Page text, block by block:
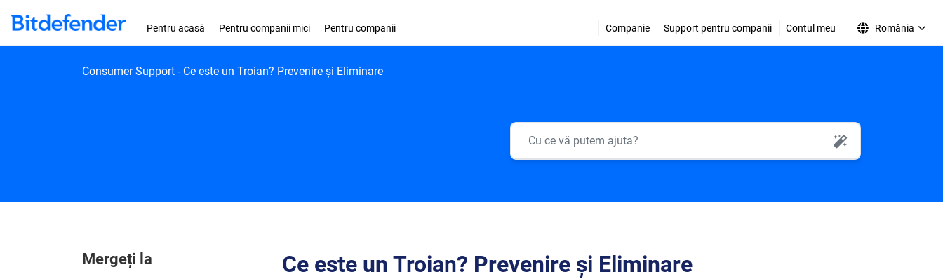
Skip to content
Pentru acasă Pentru companii mici Pentru companii Companie Support pentru companii Contul meu România
Consumer Support - Ce este un Troian? Prevenire și Eliminare
Mergeți la Ce este un Troian? Prevenire și Eliminare